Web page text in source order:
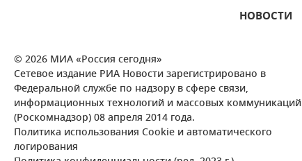
НОВОСТИ
© 2026 МИА «Россия сегодня»
Сетевое издание РИА Новости зарегистрировано в
Федеральной службе по надзору в сфере связи,
информационных технологий и массовых коммуникаций
(Роскомнадзор) 08 апреля 2014 года.
Политика использования Cookie и автоматического
логирования